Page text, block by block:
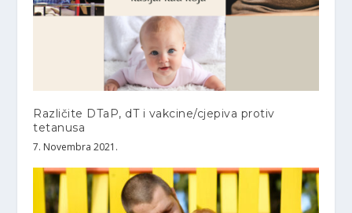
Različite DTaP, dT i vakcine/cjepiva protiv
tetanusa
7. Novembra 2021.